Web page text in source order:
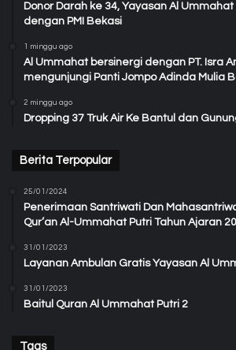
Donor Darah ke 34, Yayasan Al
dengan PMI Bekasi
1 minggu ago
Al Ummahat bersinergi dengan PT. Isra
mengunjungi Panti Jompo Adinda Mulia
2 minggu ago
Dropping 37 Truk Air Ke Bantul dan
Berita Terpopular
25/01/2024
Penerimaan Santriwati Dan
Qur’an Al-Ummahat Putri Tahun Ajaran
31/01/2023
Layanan Ambulan Gratis Yayasan Al
31/01/2023
Baitul Quran Al Ummahat Putri 2
Tags